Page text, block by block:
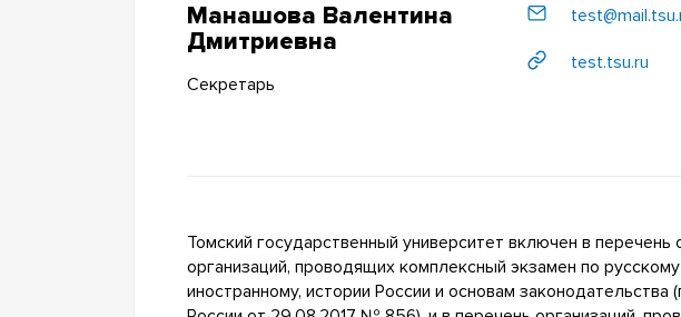
Манашова Валентина
Дмитриевна
Секретарь
test.tsu.ru
Томский государственный университет включен в перечень
организаций, проводящих комплексный экзамен по
иностранному, истории России и основам законодательства